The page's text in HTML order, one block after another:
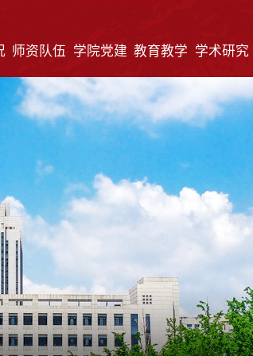
师资队伍 学院党建 教育教学 学术研究